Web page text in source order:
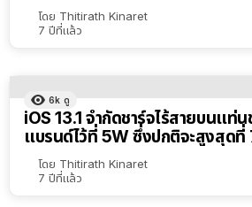
โดย Thitirath Kinaret
7 ปีที่แล้ว
6k ดู
iOS 13.1 จำกัดชาร์จไร้สายบนแท่น
แบรนด์ไว้ที่ 5W ซึ่งปกติจะสูงสุดที่
โดย Thitirath Kinaret
7 ปีที่แล้ว